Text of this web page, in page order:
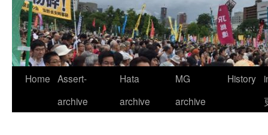
Home Assert-
archive
Hata
archive
MG
archive
History